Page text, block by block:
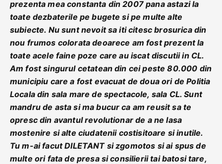
prezenta mea constanta din 2007 pana astazi la
toate dezbaterile pe bugete si pe multe alte
subiecte. Nu sunt nevoit sa iti citesc brosurica din
nou frumos colorata deoarece am fost prezent la
toate acele faine poze care au iscat discutii in CL.
Am fost singurul cetatean din cei peste 80.000 din
municipiu care a fost evacuat de doua ori de Politia
Locala din sala mare de spectacole, sala CL. Sunt
mandru de asta si ma bucur ca am reusit sa te
opresc din avantul revolutionar de a ne lasa
mostenire si alte ciudatenii costisitoare si inutile.
Tu m-ai facut DILETANT si zgomotos si ai spus de
multe ori fata de presa si consilierii tai batosi tare,